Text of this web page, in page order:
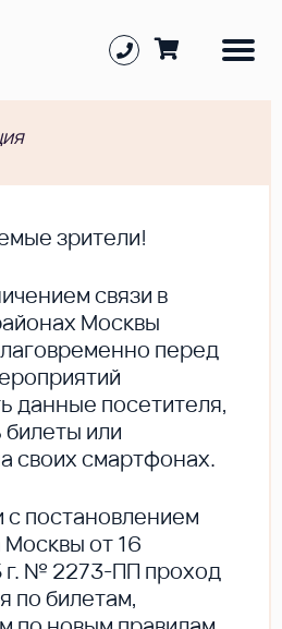
зрители!
связи в
Москвы
перед
данные посетителя,
или
своих смартфонах.
с постановлением
Москвы от 16
г. № 2273-ПП проход
по билетам,